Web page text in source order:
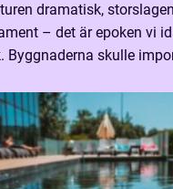
dramatisk,
– det är epoken vi
Byggnaderna skulle